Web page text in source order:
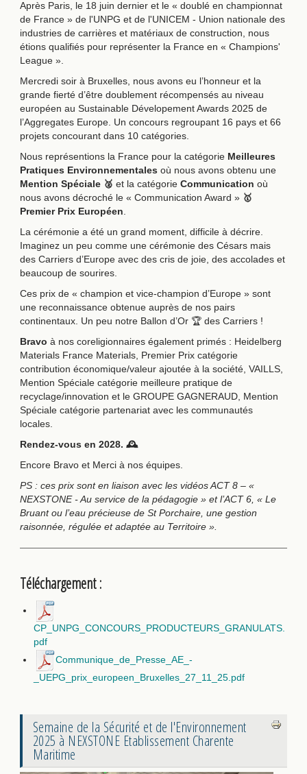
Après Paris, le 18 juin dernier et le « doublé en championnat
de France » de l'UNPG et de l'UNICEM - Union nationale des
industries de carrières et matériaux de construction, nous
étions qualifiés pour représenter la France en « Champions'
League ».
Mercredi soir à Bruxelles, nous avons eu l’honneur et la
grande fierté d’être doublement récompensés au niveau
européen au Sustainable Dévelopement Awards 2025 de
l’Aggregates Europe. Un concours regroupant 16 pays et 66
projets concourant dans 10 catégories.
Nous représentions la France pour la catégorie Meilleures
Pratiques Environnementalesoù nous avons obtenu une
Mention Spéciale 🥈 et la catégorie Communication où
nous avons décroché le « Communication Award » 🥇
Premier Prix Européen.
La cérémonie a été un grand moment, difficile à décrire.
Imaginez un peu comme une cérémonie des Césars mais
des Carriers d’Europe avec des cris de joie, des accolades et
beaucoup de sourires.
Ces prix de « champion et vice-champion d’Europe » sont
une reconnaissance obtenue auprès de nos pairs
continentaux. Un peu notre Ballon d’Or 🏆 des Carriers !
Bravo à nos coreligionnaires également primés : Heidelberg
Materials France Materials, Premier Prix catégorie
contribution économique/valeur ajoutée à la société, VAILLS,
Mention Spéciale catégorie meilleure pratique de
recyclage/innovation et le GROUPE GAGNERAUD, Mention
Spéciale catégorie partenariat avec les communautés
locales.
Rendez-vous en 2028. 🕰️
Encore Bravo et Merci à nos équipes.
PS : ces prix sont en liaison avec les vidéos ACT 8 – «
NEXSTONE - Au service de la pédagogie » et l’ACT 6, « Le
Bruant ou l’eau précieuse de St Porchaire, une gestion
raisonnée, régulée et adaptée au Territoire ».
Téléchargement :
CP_UNPG_CONCOURS_PRODUCTEURS_GRANULATS.
pdf
Communique_de_Presse_AE_-
_UEPG_prix_europeen_Bruxelles_27_11_25.pdf
Semaine de la Sécurité et de l'Environnement
2025 à NEXSTONE Etablissement Charente
Maritime